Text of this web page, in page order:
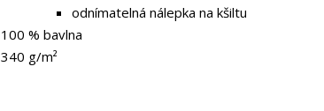
odnímatelná nálepka na kšiltu
100 % bavlna
340 g/m²